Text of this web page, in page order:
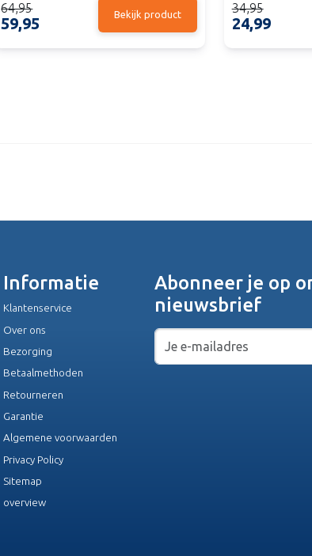
59,95
64,95 Bekijk product 24,99
34,95
Informatie
Klantenservice
Over ons
Bezorging
Betaalmethoden
Retourneren
Garantie
Algemene voorwaarden
Privacy Policy
Sitemap
overview
Abonneer je op
nieuwsbrief